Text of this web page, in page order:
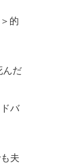
的
んだ
バ
夫